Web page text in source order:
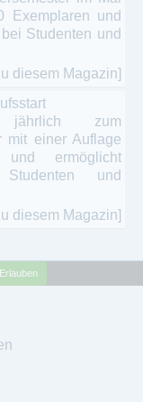
Exemplaren und
Studenten und
diesem Magazin]
jährlich zum
mit einer Auflage
ermöglicht
und
diesem Magazin]
Erlauben